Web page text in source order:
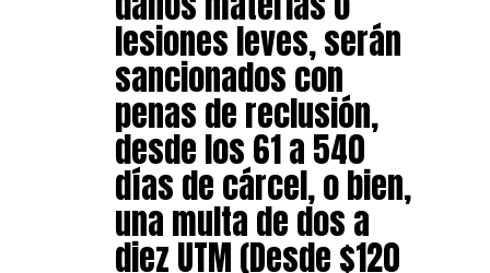
lesiones leves, serán
sancionados con
penas de reclusión,
desde los 61 a 540
días de cárcel, o bien,
una multa de dos a
diez UTM (Desde $120